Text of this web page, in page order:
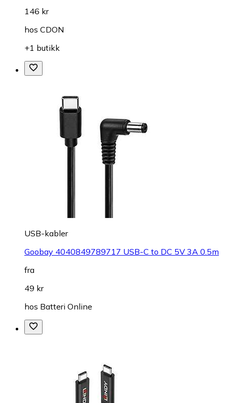
146 kr
hos CDON
+1 butikk
USB-kabler
Goobay 4040849789717 USB-C to DC 5V 3A 0.5m
fra
49 kr
hos Batteri Online